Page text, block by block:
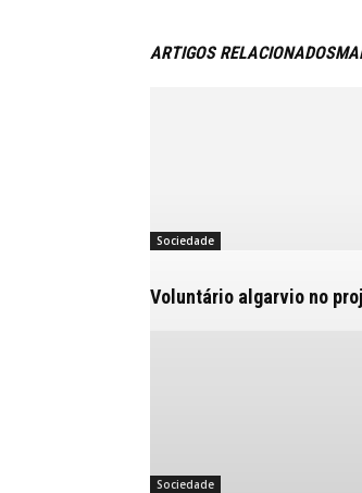
ARTIGOS RELACIONADOS
Sociedade
Voluntário algarvio no
Sociedade